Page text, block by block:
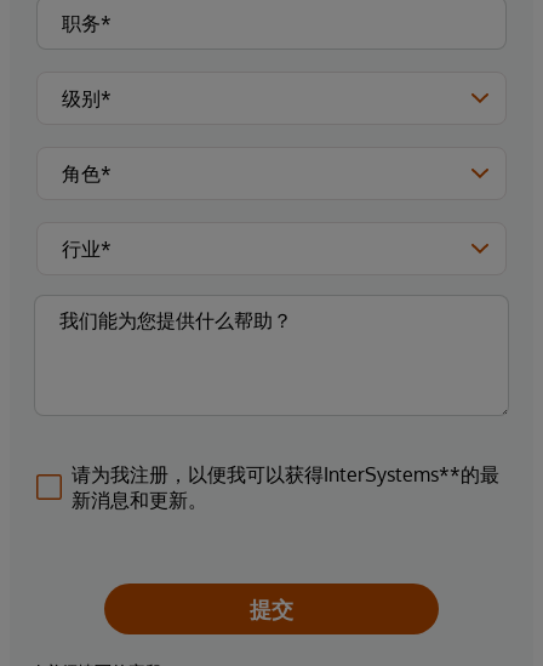
请为我注册，以便我可以获得InterSystems**的最
新消息和更新。
提交